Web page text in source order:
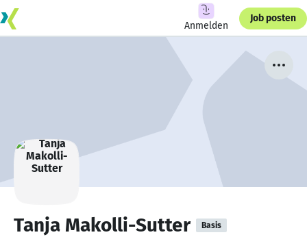
Anmelden
Job posten
Tanja Makolli-Sutter Basis